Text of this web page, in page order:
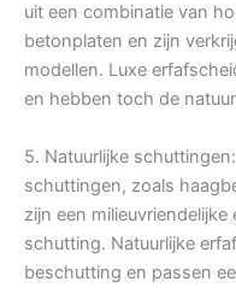
uit een combinatie van
betonplaten en zijn
modellen. Luxe
en hebben toch de
5. Natuurlijke
schuttingen, zoals
zijn een
schutting. Natuurlijke
beschutting en passen